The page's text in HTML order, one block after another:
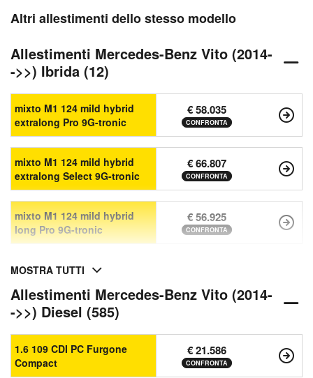
Altri allestimenti dello stesso modello
Allestimenti Mercedes-Benz Vito (2014-
->>) Ibrida (12)
mixto M1 124 mild hybrid
extralong Pro 9G-tronic
€ 58.035
CONFRONTA
mixto M1 124 mild hybrid
extralong Select 9G-tronic
€ 66.807
CONFRONTA
mixto M1 124 mild hybrid
long Pro 9G-tronic
€ 56.925
CONFRONTA
MOSTRA TUTTI
Allestimenti Mercedes-Benz Vito (2014-
->>) Diesel (585)
1.6 109 CDI PC Furgone
Compact
€ 21.586
CONFRONTA